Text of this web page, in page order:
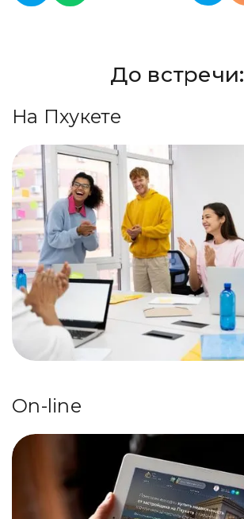
До встречи:
На Пхукете
On-line